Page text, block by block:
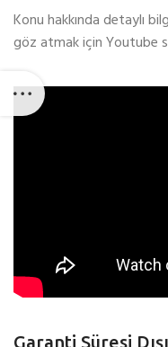
Konu hakkında detaylı
göz atmak için Youtube
Garanti Süresi